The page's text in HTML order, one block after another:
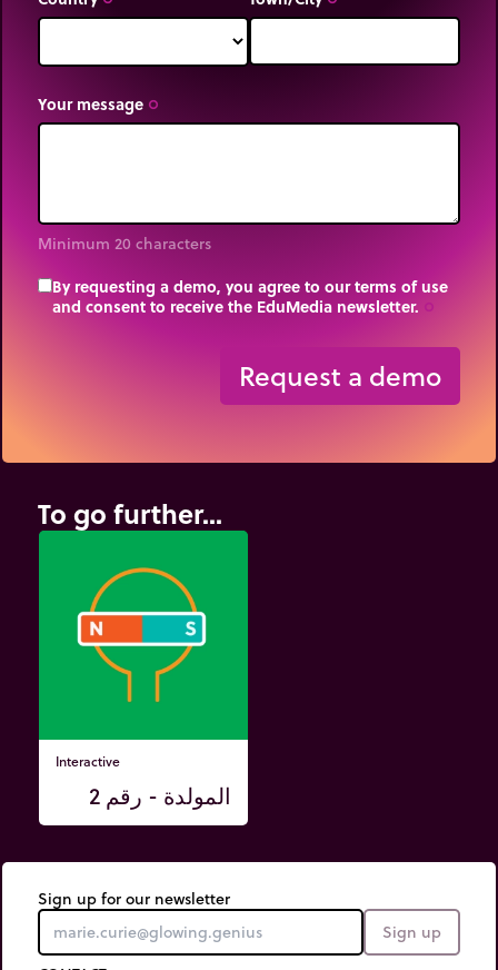
Your message trip_origin
Minimum 20 characters
By requesting a demo, you agree to our terms of use
and consent to receive the EduMedia newsletter.
Request a demo
To go further...
Interactive
المولدة - رقم 2
Sign up for our newsletter
Sign up